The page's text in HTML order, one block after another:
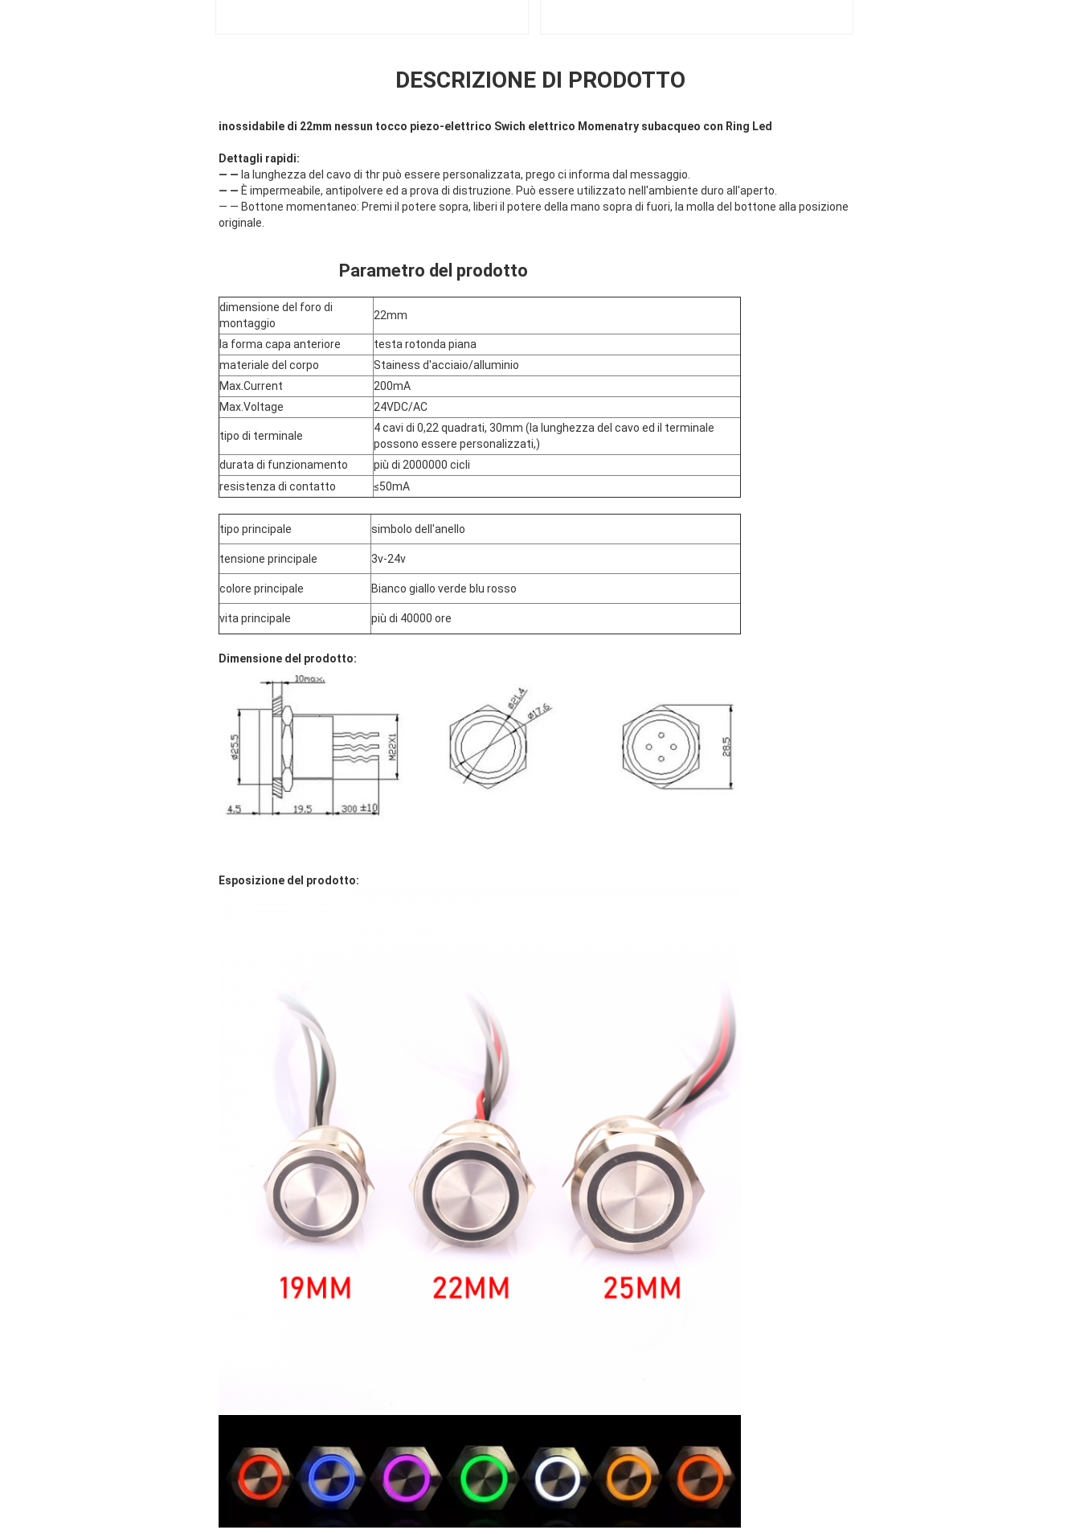
DESCRIZIONE DI PRODOTTO
inossidabile di 22mm nessun tocco piezo-elettrico Swich elettrico Momenatry subacqueo con Ring Led
Dettagli rapidi:
— — la lunghezza del cavo di thr può essere personalizzata, prego ci informa dal messaggio.
— — È impermeabile, antipolvere ed a prova di distruzione. Può essere utilizzato nell'ambiente duro all'aperto.
— — Bottone momentaneo: Premi il potere sopra, liberi il potere della mano sopra di fuori, la molla del bottone alla posizione
originale.
Parametro del prodotto
dimensione del foro di
montaggio
22mm
la forma capa anteriore
testa rotonda piana
materiale del corpo
Stainess d'acciaio/alluminio
Max.Current
200mA
Max.Voltage
24VDC/AC
tipo di terminale
4 cavi di 0,22 quadrati, 30mm (la lunghezza del cavo ed il terminale
possono essere personalizzati,)
durata di funzionamento
più di 2000000 cicli
resistenza di contatto
≤50mA
tipo principale simbolo dell'anello
tensione principale 3v-24v
colore principale Bianco giallo verde blu rosso
vita principale più di 40000 ore
Dimensione del prodotto:
Esposizione del prodotto: